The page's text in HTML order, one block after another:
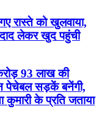
रास्ते को खुलवाया,
लेकर खुद पहुंची
93 लाख की
पेचेबल सड़कें बनेंगी,
के प्रति जताया